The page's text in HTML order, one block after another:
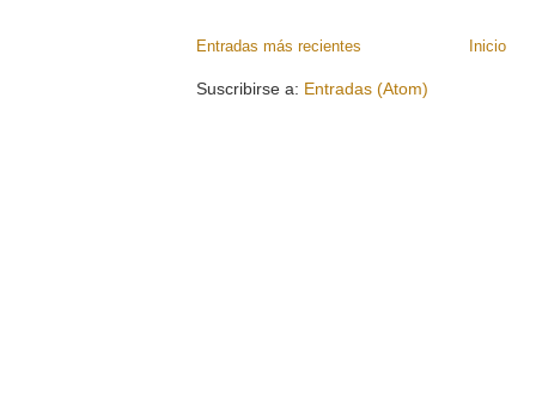
Entradas más recientes Inicio
Suscribirse a: Entradas (Atom)